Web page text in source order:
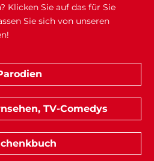
Klicken Sie auf das für Sie
Sie sich von unseren
TV-Comedys